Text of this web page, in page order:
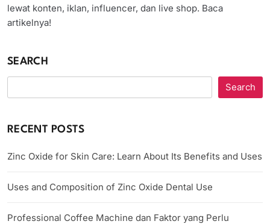
lewat konten, iklan, influencer, dan live shop. Baca
artikelnya!
SEARCH
Search
RECENT POSTS
Zinc Oxide for Skin Care: Learn About Its Benefits and Uses
Uses and Composition of Zinc Oxide Dental Use
Professional Coffee Machine dan Faktor yang Perlu